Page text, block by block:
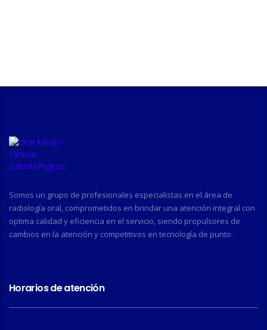
Somos un grupo de profesionales especialistas en el área de
radiología oral, comprometidos en brindar una atención integral con
optima calidad y eficiencia en el servicio, siendo propulsores de
cambios en la atención y competitivos en tecnología de punto.
Horarios de atención